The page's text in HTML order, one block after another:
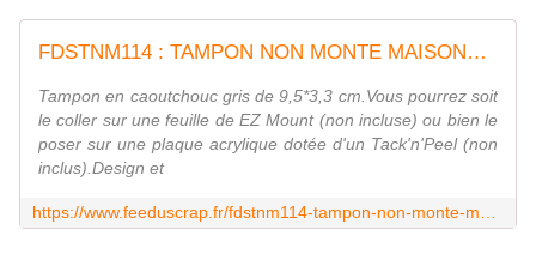
FDSTNM114 : TAMPON NON MONTE MAISONS Fée du scrap
Tampon en caoutchouc gris de 9,5*3,3 cm.Vous pourrez soit
le coller sur une feuille de EZ Mount (non incluse) ou bien le
poser sur une plaque acrylique dotée d'un Tack'n'Peel (non
inclus).Design et